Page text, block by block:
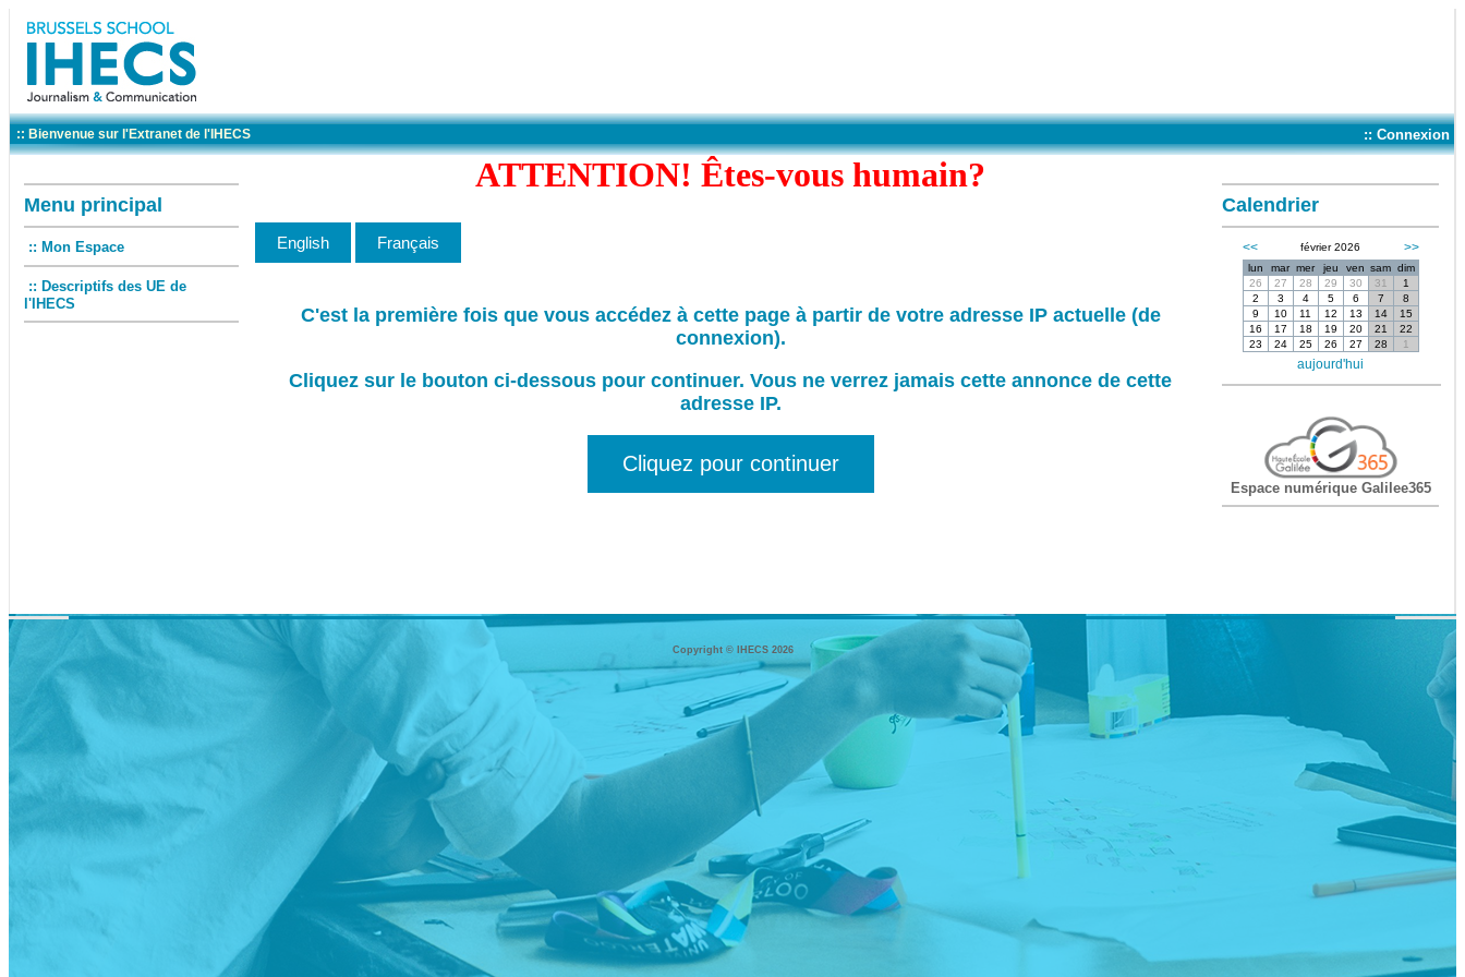
:: Bienvenue sur l'Extranet de l'IHECS :: Connexion
Menu principal
:: Mon Espace
:: Descriptifs des UE de
l'IHECS
ATTENTION! Êtes-vous humain?
C'est la première fois que vous accédez à cette page à partir de votre adresse IP actuelle (de
connexion).
Cliquez sur le bouton ci-dessous pour continuer. Vous ne verrez jamais cette annonce de cette
adresse IP.
Calendrier
<< février 2026 >>
lun mar mer jeu ven sam dim
26
27 28 29 30 31
1
2
3 4 5 6 7
8
9
10 11 12 13 14
15
16
17 18 19 20 21
22
23
24 25 26 27 28 1
aujourd'hui
Espace numérique Galilee365
Copyright © IHECS 2026